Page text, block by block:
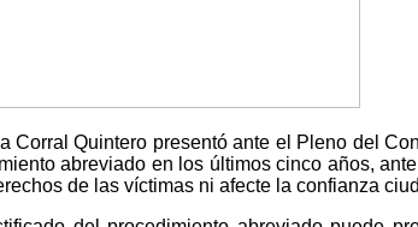
Quintero presentó ante el Pleno del
abreviado en los últimos cinco años,
de las víctimas ni afecte la confianza